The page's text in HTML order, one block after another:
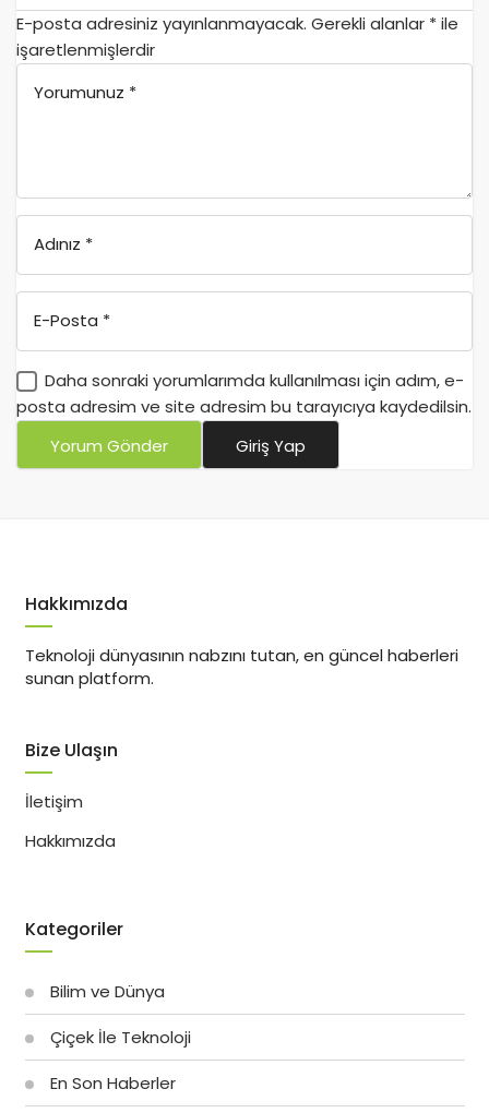
E-posta adresiniz yayınlanmayacak. Gerekli alanlar *ile
işaretlenmişlerdir
Yorumunuz *
Adınız *
E-Posta *
Daha sonraki yorumlarımda kullanılması için adım, e-
posta adresim ve site adresim bu tarayıcıya kaydedilsin.
Yorum Gönder
Giriş Yap
Hakkımızda
Teknoloji dünyasının nabzını tutan, en güncel haberleri
sunan platform.
Bize Ulaşın
İletişim
Hakkımızda
Kategoriler
Bilim ve Dünya
Çiçek İle Teknoloji
En Son Haberler